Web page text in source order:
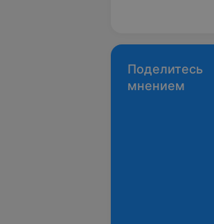
Поделитесь
мнением